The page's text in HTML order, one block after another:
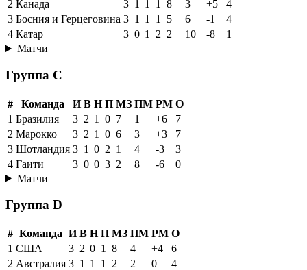
2 Канада 3 1 1 1 8 3 +5
4
3 Босния и Герцеговина 3 1 1 1 5 6 -1
4
4 Катар 3 0 1 2 2 10 -8
1
Матчи
Группа C
# Команда И В Н П МЗ ПМ РМ О
1 Бразилия 3 2 1 0 7 1 +6
7
2 Марокко 3 2 1 0 6 3 +3
7
3 Шотландия 3 1 0 2 1 4 -3
3
4 Гаити 3 0 0 3 2 8 -6
0
Матчи
Группа D
# Команда И В Н П МЗ ПМ РМ О
1 США 3 2 0 1 8 4 +4
6
2 Австралия 3 1 1 1 2 2 0
4